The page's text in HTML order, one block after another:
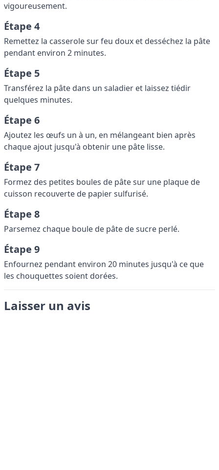
vigoureusement.
Étape 4
Remettez la casserole sur feu doux et desséchez la pâte
pendant environ 2 minutes.
Étape 5
Transférez la pâte dans un saladier et laissez tiédir
quelques minutes.
Étape 6
Ajoutez les œufs un à un, en mélangeant bien après
chaque ajout jusqu'à obtenir une pâte lisse.
Étape 7
Formez des petites boules de pâte sur une plaque de
cuisson recouverte de papier sulfurisé.
Étape 8
Parsemez chaque boule de pâte de sucre perlé.
Étape 9
Enfournez pendant environ 20 minutes jusqu'à ce que
les chouquettes soient dorées.
Laisser un avis